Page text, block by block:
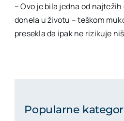
– Ovo je bila jedna od
donela u životu – teškom
presekla da ipak ne rizikuje
Popularne